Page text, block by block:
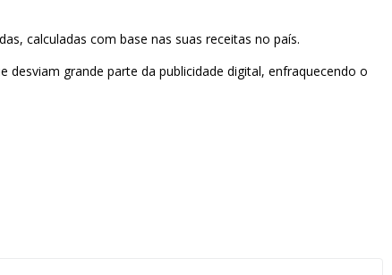
calculadas com base nas suas receitas no país.
grande parte da publicidade digital, enfraquecendo o